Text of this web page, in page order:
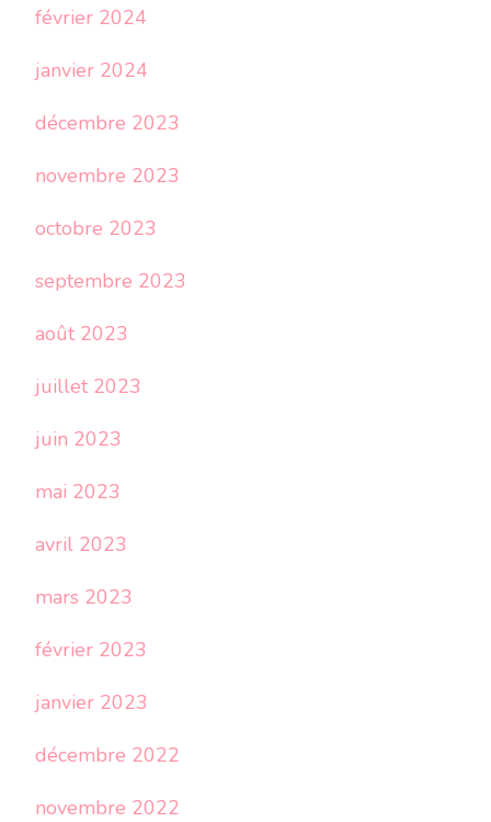
février 2024
janvier 2024
décembre 2023
novembre 2023
octobre 2023
septembre 2023
août 2023
juillet 2023
juin 2023
mai 2023
avril 2023
mars 2023
février 2023
janvier 2023
décembre 2022
novembre 2022